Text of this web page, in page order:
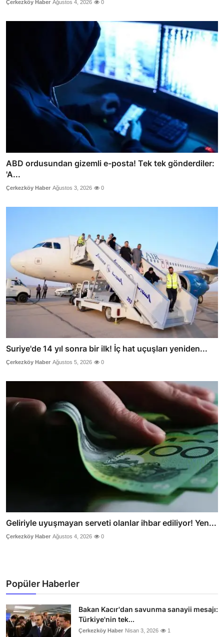
Çerkezköy Haber Ağustos 4, 2026 0
ABD ordusundan gizemli e-posta! Tek tek gönderdiler:
'A...
Çerkezköy Haber Ağustos 3, 2026 0
Suriye'de 14 yıl sonra bir ilk! İç hat uçuşları yeniden...
Çerkezköy Haber Ağustos 5, 2026 0
Geliriyle uyuşmayan serveti olanlar ihbar ediliyor! Yen...
Çerkezköy Haber Ağustos 4, 2026 0
Popüler Haberler
Bakan Kacır'dan savunma sanayii mesajı:
Türkiye'nin tek...
Çerkezköy Haber Nisan 3, 2026 1